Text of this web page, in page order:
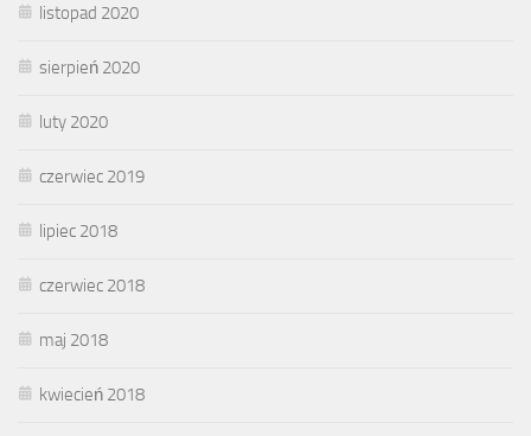
listopad 2020
sierpień 2020
luty 2020
czerwiec 2019
lipiec 2018
czerwiec 2018
maj 2018
kwiecień 2018